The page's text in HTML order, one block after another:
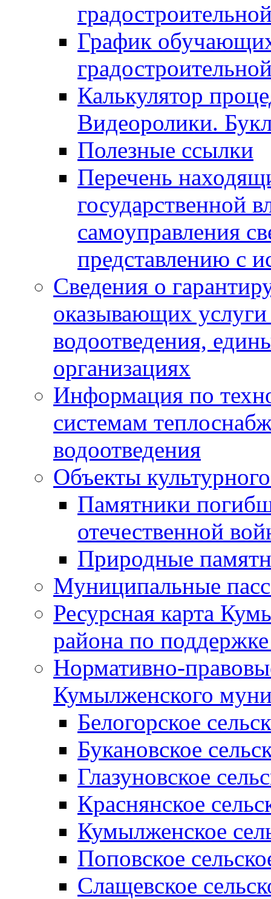
График
Калькулятор
Видеоролики.
Полезные ссылки
Перечень
государственной
самоуправления
представлению с
Сведения о
оказывающих
водоотведения,
организациях
Информация по
системам
водоотведения
Объекты
Памятники
отечественной
Природные
Муниципальные
Ресурсная карта
района по
Нормативно-
Кумылженского
Белогорское
Букановское
Глазуновское
Краснянское
Кумылженское
Поповское
Слащевское